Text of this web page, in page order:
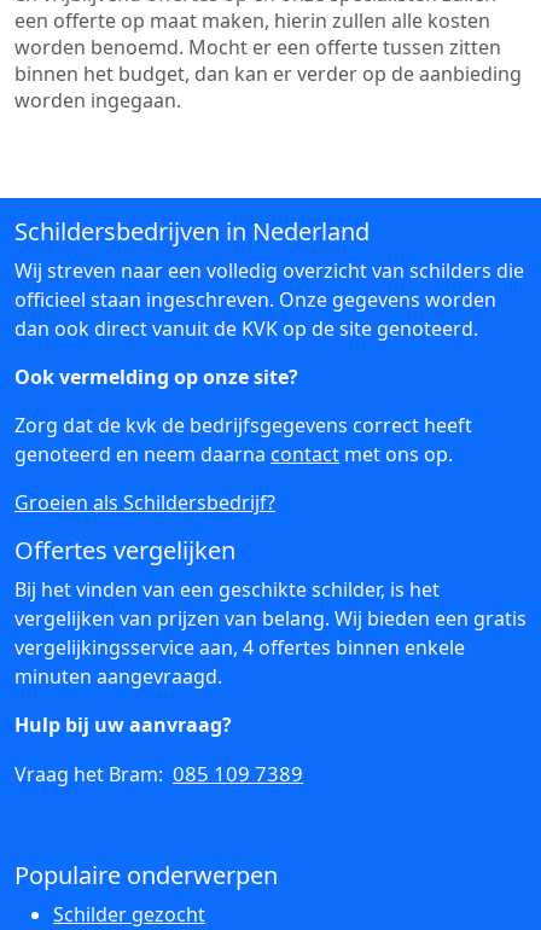
een offerte op maat maken, hierin zullen alle kosten
worden benoemd. Mocht er een offerte tussen zitten
binnen het budget, dan kan er verder op de aanbieding
worden ingegaan.
Schildersbedrijven in Nederland
Wij streven naar een volledig overzicht van schilders die
officieel staan ingeschreven. Onze gegevens worden
dan ook direct vanuit de KVK op de site genoteerd.
Ook vermelding op onze site?
Zorg dat de kvk de bedrijfsgegevens correct heeft
genoteerd en neem daarna contact met ons op.
Groeien als Schildersbedrijf?
Offertes vergelijken
Bij het vinden van een geschikte schilder, is het
vergelijken van prijzen van belang. Wij bieden een gratis
vergelijkingsservice aan, 4 offertes binnen enkele
minuten aangevraagd.
Hulp bij uw aanvraag?
Vraag het Bram: 085 109 7389
Populaire onderwerpen
Schilder gezocht